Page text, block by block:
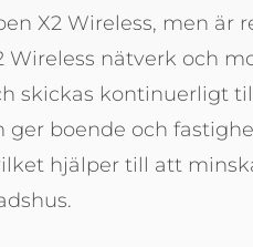
X2 Wireless, men är
nätverk och
skickas kontinuerligt
ger boende och
hjälper till att